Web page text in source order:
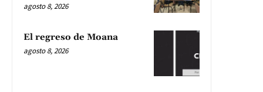
agosto 8, 2026
El regreso de Moana
agosto 8, 2026